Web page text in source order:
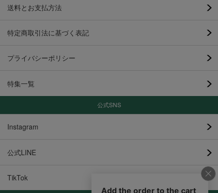
送料とお支払方法
特定商取引法に基づく表記
プライバシーポリシー
特集一覧
公式SNS
Instagram
公式LINE
TikTok